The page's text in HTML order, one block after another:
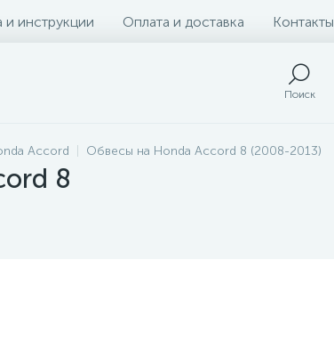
и инструкции Оплата и доставка Контакты
Поиск
Accord Обвесы на Honda Accord 8 (2008-2013)
8